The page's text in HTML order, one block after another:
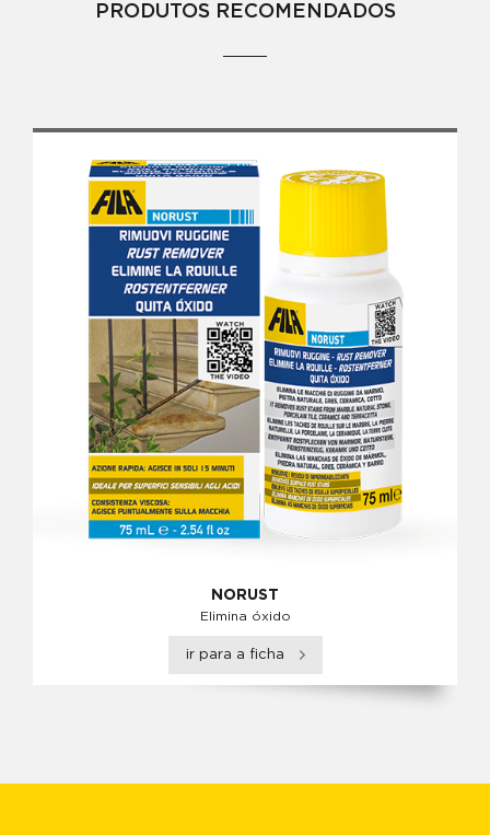
PRODUTOS RECOMENDADOS
NORUST
Elimina óxido
ir para a ficha